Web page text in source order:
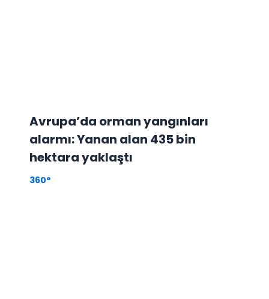
Avrupa’da orman yangınları
alarmı: Yanan alan 435 bin
hektara yaklaştı
360°